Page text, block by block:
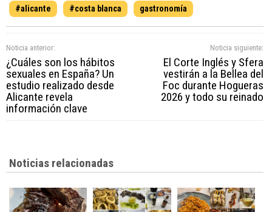
#alicante #costa blanca gastronomía
Noticia anterior:
¿Cuáles son los hábitos
sexuales en España? Un
estudio realizado desde
Alicante revela
información clave
Noticia siguiente:
El Corte Inglés y Sfera
vestirán a la Bellea del
Foc durante Hogueras
2026 y todo su reinado
Noticias relacionadas